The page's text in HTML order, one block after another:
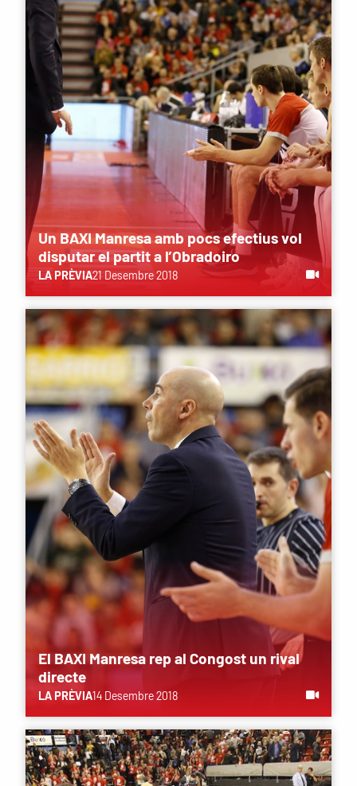
Un BAXI Manresa amb pocs efectius vol
disputar el partit a l’Obradoiro
LA PRÈVIA21 Desembre 2018
El BAXI Manresa rep al Congost un rival
directe
LA PRÈVIA14 Desembre 2018